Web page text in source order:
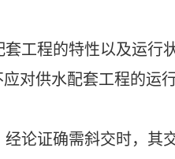
工程的特性以及运
对供水配套工程的运
论证确需斜交时，其交